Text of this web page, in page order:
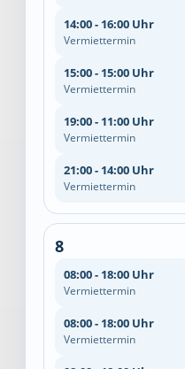
14:00 - 16:00 Uhr
Vermiettermin
15:00 - 15:00 Uhr
Vermiettermin
19:00 - 11:00 Uhr
Vermiettermin
21:00 - 14:00 Uhr
Vermiettermin
8
08:00 - 18:00 Uhr
Vermiettermin
08:00 - 18:00 Uhr
Vermiettermin